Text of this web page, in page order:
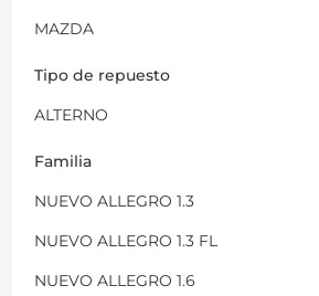
MAZDA
Tipo de repuesto
ALTERNO
Familia
NUEVO ALLEGRO 1.3
NUEVO ALLEGRO 1.3 FL
NUEVO ALLEGRO 1.6